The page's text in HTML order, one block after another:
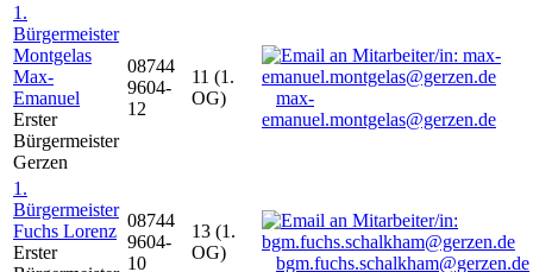
1.
Bürgermeister
Montgelas
Max-
Emanuel
Erster
Bürgermeister
Gerzen
08744
9604-
12
11 (1.
OG)
max-
emanuel.montgelas@gerzen.de
1.
Bürgermeister
Fuchs Lorenz
Erster
08744
9604-
10
13 (1.
OG)
bgm.fuchs.schalkham@gerzen.de